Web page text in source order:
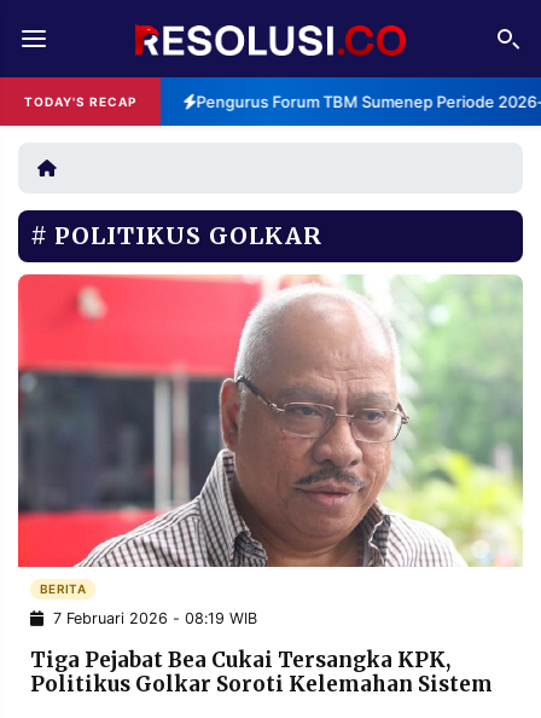
TODAY'S RECAP Pengurus Forum TBM Sumenep Periode
REDAKSI TENTANG
RESOLUSI IKLAN
RUBRIKASI
EDITORIAL AKSARA
FINANSIA
DAERAH NASIONAL
MANCA SPORT
INFORMASI
PRIVACY
POLICY
BERITA
WARGA
INFORMASI
IKLAN
KIRIM
TULISAN
PENGADUAN TERM
OF
POLITIKUS GOLKAR
BERITA
7 Februari 2026 - 08:19 WIB
Tiga Pejabat Bea Cukai Tersangka KPK,
Politikus Golkar Soroti Kelemahan Sistem